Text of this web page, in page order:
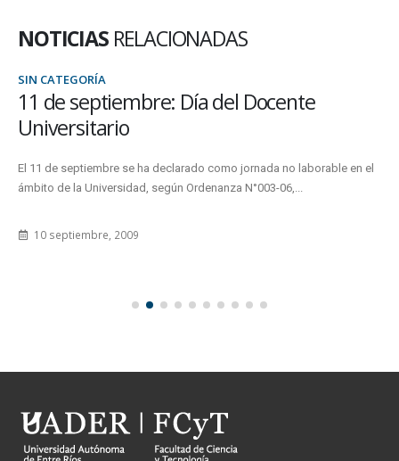
NOTICIAS RELACIONADAS
SIN CATEGORÍA
11 de septiembre: Día del Docente
Universitario
El 11 de septiembre se ha declarado como jornada no laborable en el
ámbito de la Universidad, según Ordenanza N°003-06,...
10 septiembre, 2009